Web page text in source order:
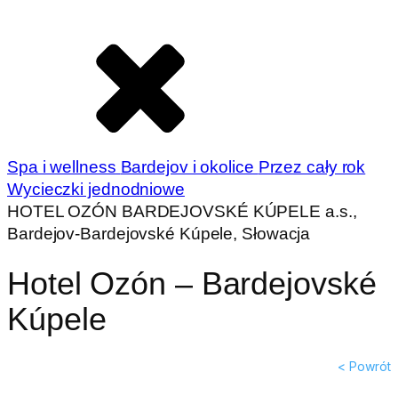
Spa i wellness Bardejov i okolice Przez cały rok
Wycieczki jednodniowe
HOTEL OZÓN BARDEJOVSKÉ KÚPELE a.s.,
Bardejov-Bardejovské Kúpele, Słowacja
Hotel Ozón – Bardejovské
Kúpele
< Powrót